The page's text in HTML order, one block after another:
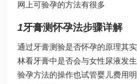
网上可验孕的方法有很多
1牙膏测怀孕法步骤详解
通过牙膏测验是否怀孕的原理其
林看牙膏中是否会与女性尿液发
验孕方法的操作也试管婴儿费用